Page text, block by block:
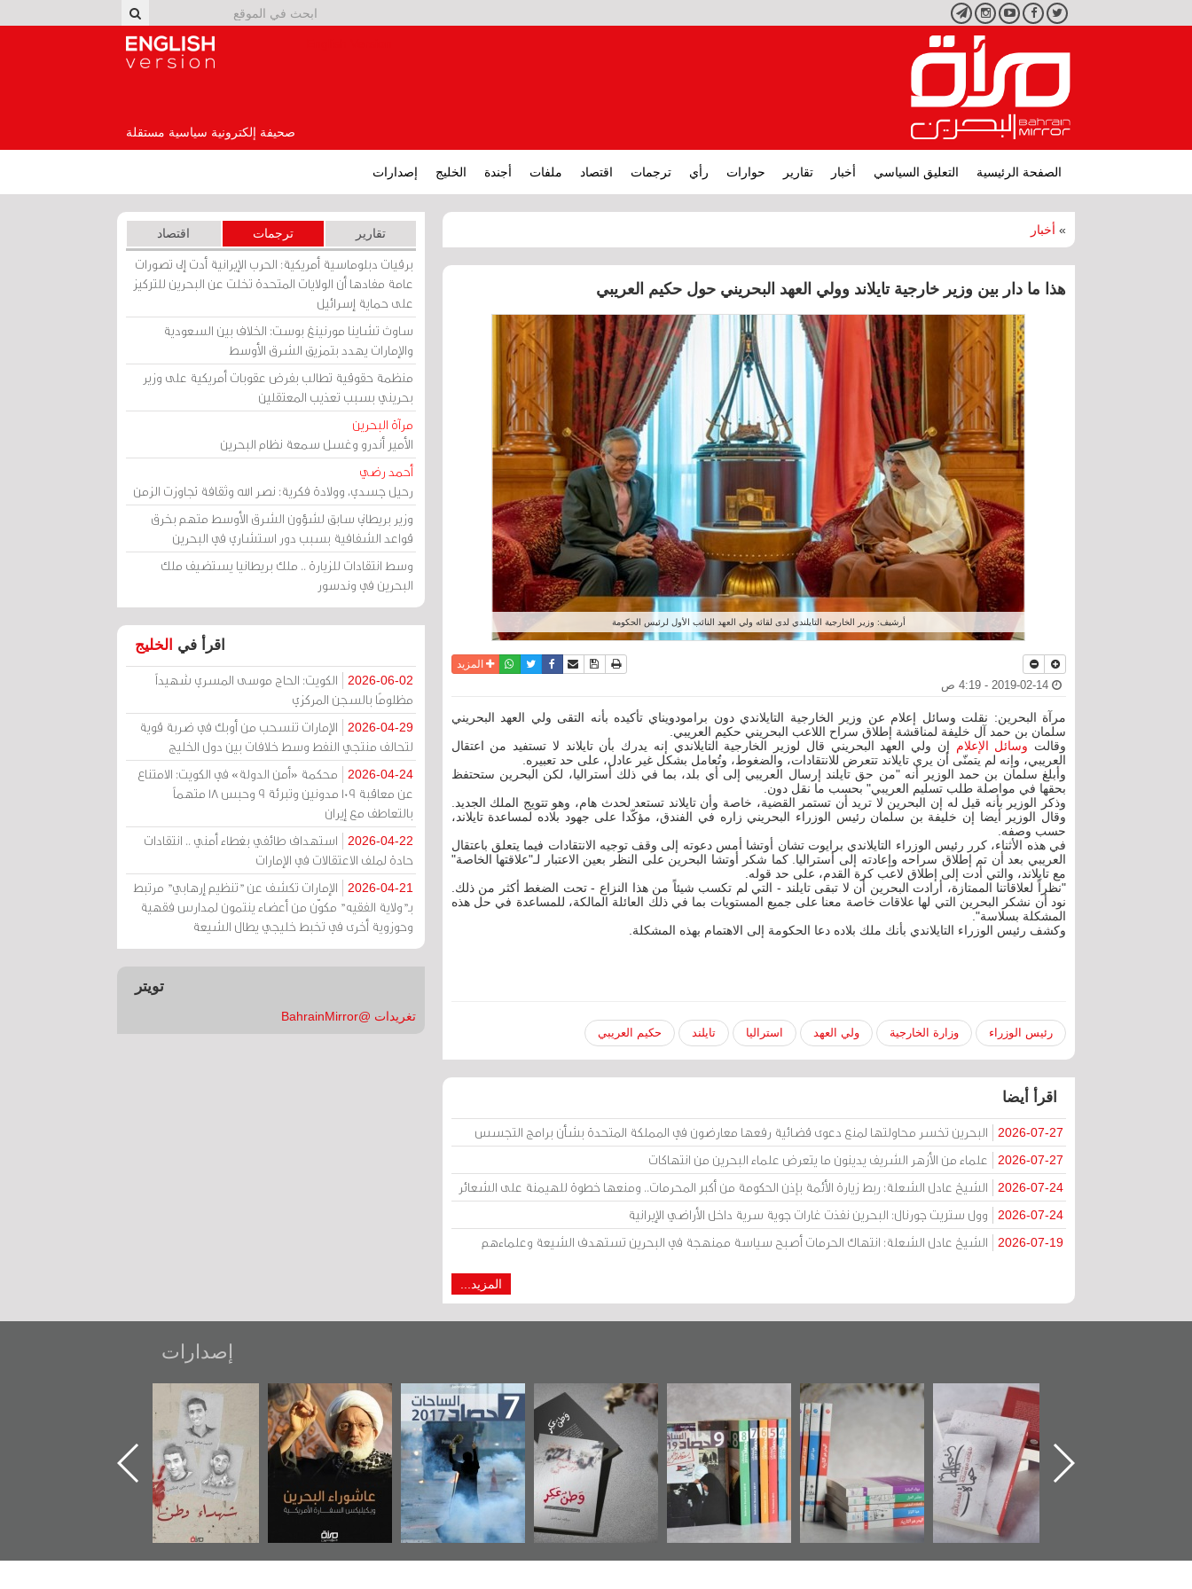
تويتر فيسبوكيوتيوبانستجرامتليجرام
صحيفة إلكترونية سياسية مستقلة
الصفحة الرئيسية التعليق السياسي أخبار تقارير حوارات رأي ترجمات اقتصاد ملفات أجندة الخليج إصدارات
» أخبار
هذا ما دار بين وزير خارجية تايلاند وولي العهد البحريني حول حكيم العريبي
أرشيف: وزير الخارجية التايلندي لدى لقائه ولي العهد النائب الأول لرئيس الحكومة
نسخة للطباعة
حفظ الموضوع
أرسل الى صديق
فيسبوكتويترواتسابالمزيد
مرآة البحرين: نقلت وسائل إعلام عن وزير الخارجية التايلاندي دون برامودويناي تأكيده بأنه التقى ولي العهد البحريني
سلمان بن حمد آل خليفة لمناقشة إطلاق سراح اللاعب البحريني حكيم العريبي.
وقالت وسائل الإعلام إن ولي العهد البحريني قال لوزير الخارجية التايلاندي إنه يدرك بأن تايلاند لا تستفيد من اعتقال
العريبي، وإنه لم يتمنّى أن يرى تايلاند تتعرض للانتقادات، والضغوط، وتُعامل بشكل غير عادل، على حد تعبيره.
وأبلغ سلمان بن حمد الوزير أنه "من حق تايلند إرسال العريبي إلى أي بلد، بما في ذلك أستراليا، لكن البحرين ستحتفظ
بحقها في مواصلة طلب تسليم العريبي" بحسب ما نقل دون.
وذكر الوزير بأنه قيل له إن البحرين لا تريد أن تستمر القضية، خاصة وأن تايلاند تستعد لحدث هام، وهو تتويج الملك الجديد.
وقال الوزير أيضا إن خليفة بن سلمان رئيس الوزراء البحريني زاره في الفندق، مؤكّدا على جهود بلاده لمساعدة تايلاند،
حسب وصفه.
في هذه الأثناء، كرر رئيس الوزراء التايلاندي برايوت تشان أوتشا أمس دعوته إلى وقف توجيه الانتقادات فيما يتعلق باعتقال
العريبي بعد أن تم إطلاق سراحه وإعادته إلى أستراليا. كما شكر أوتشا البحرين على النظر بعين الاعتبار لـ"علاقتها الخاصة"
مع تايلاند، والتي أدت إلى إطلاق لاعب كرة القدم، على حد قوله.
"نظراً لعلاقاتنا الممتازة، أرادت البحرين أن لا تبقى تايلند - التي لم تكسب شيئاً من هذا النزاع - تحت الضغط أكثر من ذلك.
نود أن نشكر البحرين التي لها علاقات خاصة معنا على جميع المستويات بما في ذلك العائلة المالكة، للمساعدة في حل هذه
المشكلة بسلاسة".
وكشف رئيس الوزراء التايلاندي بأنك ملك بلاده دعا الحكومة إلى الاهتمام بهذه المشكلة.
رئيس الوزراء وزارة الخارجية ولي العهد استراليا تايلند حكيم العريبي
اقرأ أيضا
2026-07-27 البحرين تخسر محاولتها لمنع دعوى قضائية رفعها معارضون في المملكة المتحدة بشأن برامج التجسس
2026-07-27 علماء من الأزهر الشريف يدينون ما يتعرض علماء البحرين من انتهاكات
2026-07-24 الشيخ عادل الشعلة: ربط زيارة الأئمة بإذن الحكومة من أكبر المحرمات.. ومنعها خطوة للهيمنة على الشعائر
2026-07-24 وول ستريت جورنال: البحرين نفذت غارات جوية سرية داخل الأراضي الإيرانية
2026-07-19 الشيخ عادل الشعلة: انتهاك الحرمات أصبح سياسة ممنهجة في البحرين تستهدف الشيعة وعلماءهم
المزيد...
تقارير ترجمات اقتصاد
برقيات دبلوماسية أمريكية: الحرب الإيرانية أدت إلى تصورات
عامة مفادها أن الولايات المتحدة تخلت عن البحرين للتركيز
على حماية إسرائيل
ساوث تشاينا مورنينغ بوست: الخلاف بين السعودية
والإمارات يهدد بتمزيق الشرق الأوسط
منظمة حقوقية تطالب بفرض عقوبات أمريكية على وزير
بحريني بسبب تعذيب المعتقلين
مرآة البحرين
الأمير أندرو وغسل سمعة نظام البحرين
أحمد رضي
رحيل جسدي، وولادة فكرية: نصر الله وثقافة تجاوزت الزمن
وزير بريطاني سابق لشؤون الشرق الأوسط متهم بخرق
قواعد الشفافية بسبب دور استشاري في البحرين
وسط انتقادات للزيارة .. ملك بريطانيا يستضيف ملك
البحرين في وندسور
اقرأ في الخليج
2026-06-02
الكويت: الحاج موسى المسري شهيداً
مظلومًا بالسجن المركزي
2026-04-29
الإمارات تنسحب من أوبك في ضربة قوية
لتحالف منتجي النفط وسط خلافات بين دول الخليج
2026-04-24
محكمة «أمن الدولة» في الكويت: الامتناع
عن معاقبة 109 مدونين وتبرئة 9 وحبس 18 متهماً
بالتعاطف مع إيران
2026-04-22
استهداف طائفي بغطاء أمني .. انتقادات
حادة لملف الاعتقالات في الإمارات
2026-04-21
الإمارات تكشف عن "تنظيم إرهابي" مرتبط
بـ"ولاية الفقيه" مكوّن من أعضاء ينتمون لمدارس فقهية
وحوزوية أخرى في تخبط خليجي يطال الشيعة
تويتر
تغريدات @BahrainMirror
إصدارات
السهلاوي في ذكراه
"حماة الباب الأخير":
الإصدار الأول عن
اعتصام الدراز
وأحداث ساحة
الفداء لمركز أوال
للدراسات والتوثيق
تصنيف موضوعي
للوثائق البريطانية
يقدمه «مركز أوال»
في سلسلة من 5
كتب
تصدر حصاد
الساحات 2019
«وطن عكر» رواية
جديدة لمعتقل
عسكري تصدر عن
«مرآة البحرين»
حصاد 2017
عاشوراء البحرين...
ويكيليكس السفارة
الأمريكية
شهداء وطن